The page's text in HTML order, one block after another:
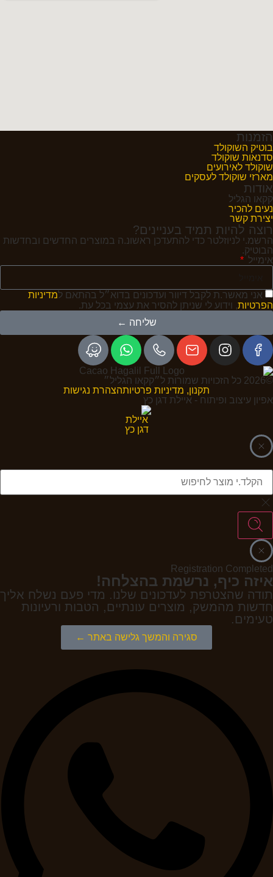
הזמנות
בוטיק השוקולד
סדנאות שוקולד
שוקולד לאירועים
מארזי שוקולד לעסקים
אודות
קקאו הגליל
נעים להכיר
יצירת קשר
רוצה להיות תמיד בעניינים?
הרשמ.י לניוזלטר כדי להתעדכן ראשונ.ה במוצרים החדשים ובחדשות
הבוטיק.
אימייל
אני מאשר.ת לקבל דיוור ועדכונים בדוא״ל בהתאם למדיניות
הפרטיות, וידוע לי שניתן להסיר את עצמי בכל עת.
שליחה ←
©2026 כל הזכויות שמורות ל״קקאו הגליל״
תקנון, מדיניות פרטיותהצהרת נגישות
אפיון עיצוב ופיתוח - איילת דגן כץ
Registration Completed
איזה כיף, נרשמת בהצלחה!
תודה שהצטרפת לעדכונים שלנו. מדי פעם נשלח אליך
חדשות מהמשק, מוצרים עונתיים, הטבות ורעיונות
טעימים.
סגירה והמשך גלישה באתר ←